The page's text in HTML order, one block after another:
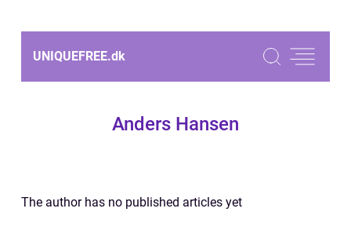
UNIQUEFREE.dk
Anders Hansen
The author has no published articles yet